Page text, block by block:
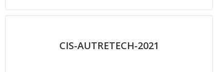
CIS-AUTRETECH-2021